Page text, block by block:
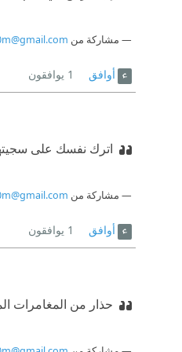
مشاركة من
أوافق 1 يوافقون
اترك نفسك على
مشاركة من
أوافق 1 يوافقون
حذار من المغامرات